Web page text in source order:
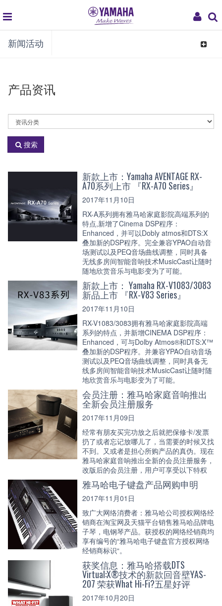
My
global
navigation
新闻活动
Toggle
产品资讯
选
择
资
分
搜索
新款上市：Yamaha AVENTAGE RX-
A70系列上市 『RX-A70 Series』
2017年11月10日
RX-A系列拥有雅马哈家庭影院高端系列的
特点,新增了Cinema DSP程序：
Enhanced，并可以Dobly atmos和DTS:X
叠加新的DSP程序。完全兼容YPAO自动音
场测试以及PEQ音场曲线调整，同时具备
无线多房间智能音响技术MusicCast让随时
随地欣赏音乐与电影变为了可能。
新款上市： Yamaha RX-V1083/3083
新品上市 『RX-V83 Series』
2017年11月10日
RX-V1083/3083拥有雅马哈家庭影院高端
系列的特点，并新增CINEMA DSP程序：
Enhanced，可与Dolby Atmos®和DTS:X™
叠加新的DSP程序。并兼容YPAO自动音场
测试以及PEQ音场曲线调整，同时具备无
线多房间智能音响技术MusicCast让随时随
地欣赏音乐与电影变为了可能。
会员注册：雅马哈家庭音响推出
全新会员注册服务
2017年11月09日
经常有朋友买完功放之后就把保修卡/发票
扔了或者忘记放哪儿了，当需要的时候又找
不到。又或者是担心所购产品的真伪。现在
雅马哈家庭音响推出全新的会员注册服务，
改版后的会员注册，用户可享受以下特权
雅马哈电子键盘产品网购申明
2017年11月01日
致广大网络消费者：雅马哈公司授权网络经
销商在淘宝网及天猫平台销售雅马哈品牌电
子琴，电钢琴产品。获授权的网络经销商均
享有编号的“雅马哈电子键盘官方授权网络
经销商标识“。
获奖信息：雅马哈搭载DTS
Virtual:X®技术的新款回音壁YAS-
207 荣获What Hi-Fi?五星好评
2017年10月20日